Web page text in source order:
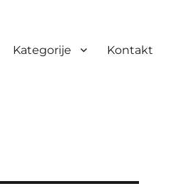
Kategorije Kontakt